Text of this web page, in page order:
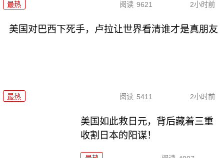
最热 阅读 9621 2小时前
美国对巴西下死手，卢拉让世界看清谁才是真朋友
最热 阅读 5411 2小时前
美国如此救日元，背后藏着三重
收割日本的阳谋！